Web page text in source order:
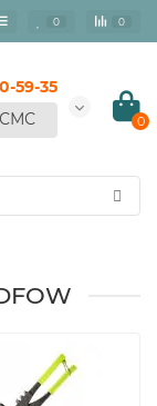
0 0
59-35
СМС
0